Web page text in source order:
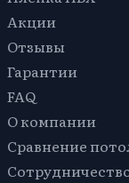
Акции
Отзывы
Гарантии
FAQ
О компании
Сравнение